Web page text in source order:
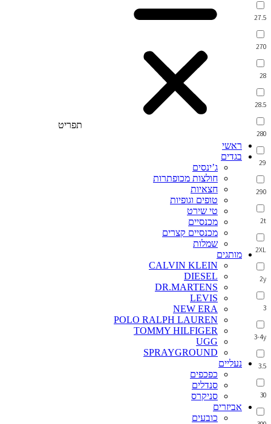
27.5
270
28
28.5
280
29
290
2t
2XL
2y
3
3-4y
3.5
30
תפריט
ראשי
בגדים
ג’ינסים
חולצות מכופתרות
חצאיות
טופים וגופיות
טי שירט
מכנסיים
מכנסיים קצרים
שמלות
מותגים
CALVIN KLEIN
DIESEL
DR.MARTENS
LEVIS
NEW ERA
POLO RALPH LAUREN
TOMMY HILFIGER
UGG
SPRAYGROUND
נעליים
כפכפים
סנדלים
סניקרס
אביזרים
כובעים